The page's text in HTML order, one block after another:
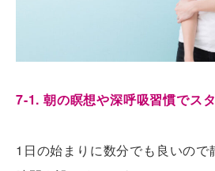
7-1. 朝の瞑想や深呼吸習慣でス
1日の始まりに数分でも良いので